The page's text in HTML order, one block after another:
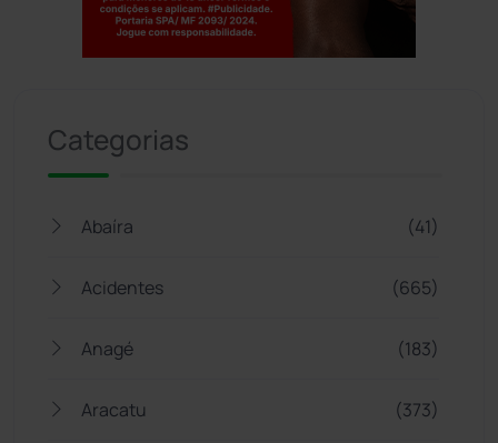
Categorias
Abaíra (41)
Acidentes (665)
Anagé (183)
Aracatu (373)